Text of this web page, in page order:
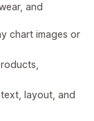
and
chart images or
layout, and